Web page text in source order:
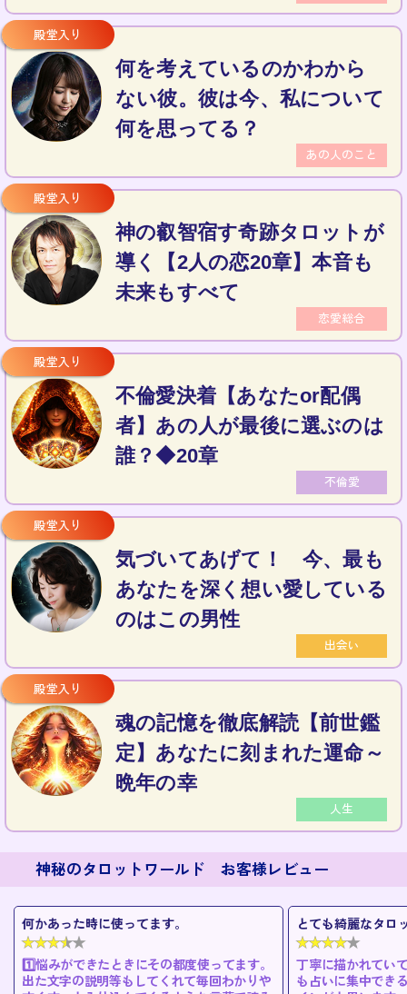
あの人のこと
何を考えているのかわから
ない彼。彼は今、私について
何を思ってる？
恋愛総合
神の叡智宿す奇跡タロットが
導く【2人の恋20章】本音も
未来もすべて
不倫愛
不倫愛決着【あなたor配偶
者】あの人が最後に選ぶのは
誰？◆20章
出会い
気づいてあげて！ 今、最も
あなたを深く想い愛している
のはこの男性
人生
魂の記憶を徹底解読【前世鑑
定】あなたに刻まれた運命～
晩年の幸
神秘のタロットワールド お客様レビュー
とても綺麗なタロットカード。
丁寧に描かれていて、アプリ全体のデザイン
も占いに集中できる雰囲気もある素敵なデザ
自分の運勢の確認
私はついていない
なくなったときに